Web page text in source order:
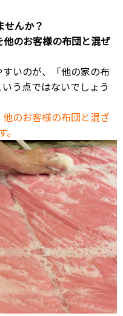
せんか？
のお客様の布団と混ぜ
いのが、「他の家の布
う点ではないでしょう
他のお客様の布団と混ざ